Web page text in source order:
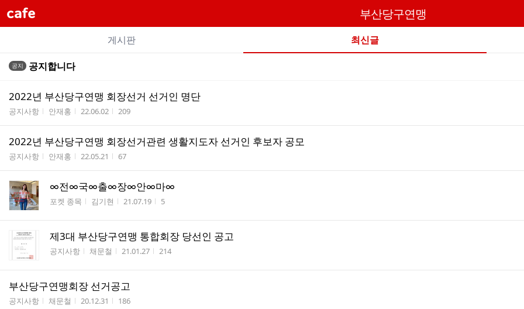
cafe 부산당구연맹
카
페
메
뉴
게시판 최신글
전
글
트
공지 공지합니다
2022년 부산당구연맹 회장선거 선거인 명단
게시판명
공지사항 작성자
안재홍 작성시간
22.06.02 조회수
209
2022년 부산당구연맹 회장선거관련 생활지도자 선거인 후보자 공모
게시판명
공지사항 작성자
안재홍 작성시간
22.05.21 조회수
67
∞전∞국∞출∞장∞안∞마∞
게시판명
포켓 종목 작성자
김기현 작성시간
21.07.19 조회수
5
제3대 부산당구연맹 통합회장 당선인 공고
게시판명
공지사항 작성자
채문철 작성시간
21.01.27 조회수
214
부산당구연맹회장 선거공고
게시판명
공지사항 작성자
채문철 작성시간
20.12.31 조회수
186